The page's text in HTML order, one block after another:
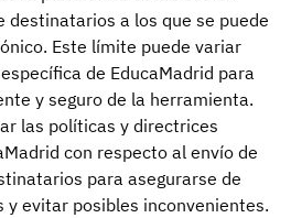
destinatarios a los que se puede
Este límite puede variar
de EducaMadrid para
y seguro de la herramienta.
las políticas y directrices
con respecto al envío de
para asegurarse de
y evitar posibles inconvenientes.